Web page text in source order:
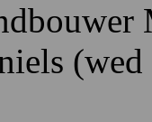
(wed